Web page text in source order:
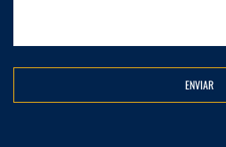
ENVIAR